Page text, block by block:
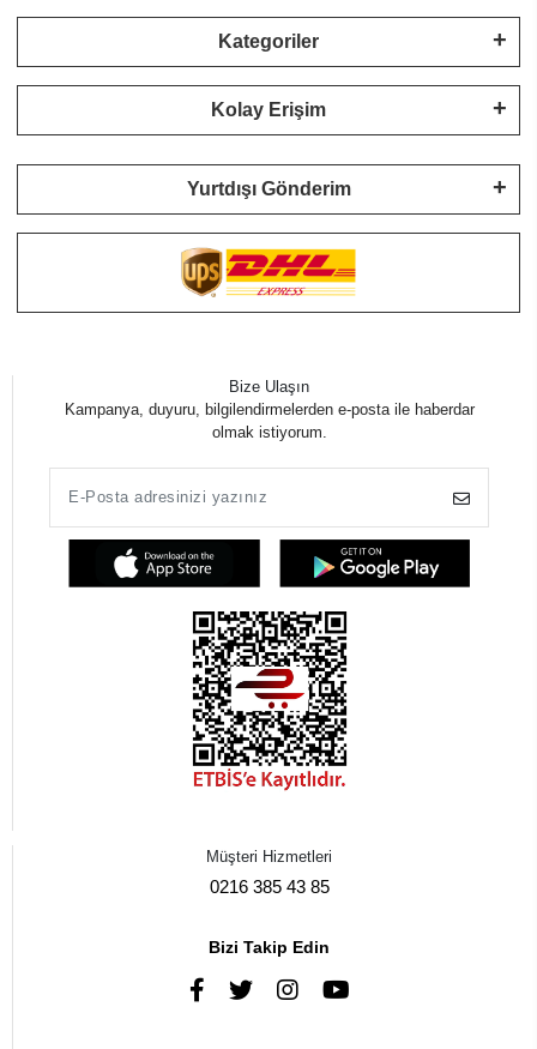
Kategoriler
Kolay Erişim
Yurtdışı Gönderim
Bize Ulaşın
Kampanya, duyuru, bilgilendirmelerden e-posta ile haberdar
olmak istiyorum.
Müşteri Hizmetleri
0216 385 43 85
Bizi Takip Edin